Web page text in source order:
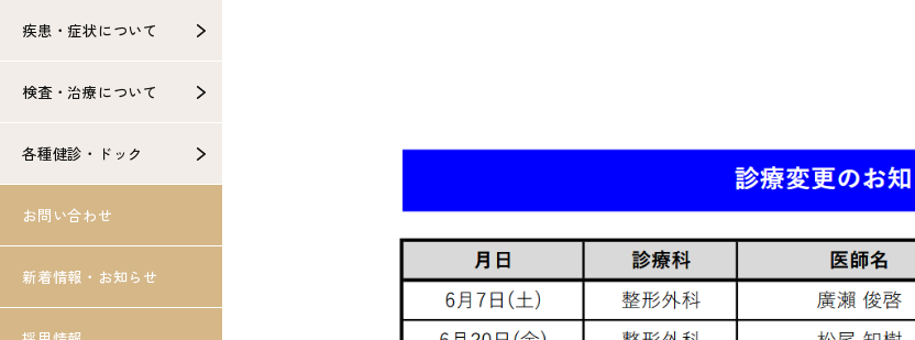
疾患・症状について
検査・治療について
各種健診・ドック
お問い合わせ
新着情報・お知らせ